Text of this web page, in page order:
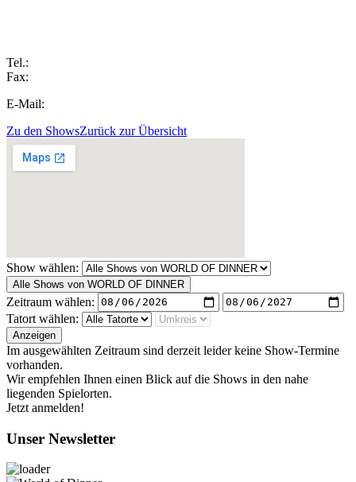
Tel.:
Fax:
E-Mail:
Zu den ShowsZurück zur Übersicht
Show wählen:
Alle Shows von WORLD OF DINNER
Zeitraum wählen:
Tatort wählen:
Anzeigen
Im ausgewählten Zeitraum sind derzeit leider keine Show-Termine
vorhanden.
Wir empfehlen Ihnen einen Blick auf die Shows in den nahe
liegenden Spielorten.
Jetzt anmelden!
Unser Newsletter